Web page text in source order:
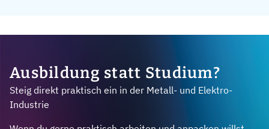
Ausbildung statt Studium?
Steig direkt praktisch ein in der Metall- und Elektro-
Industrie